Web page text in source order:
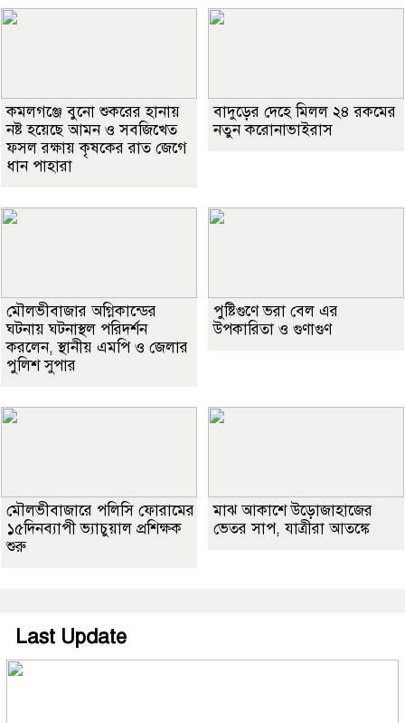
কমলগঞ্জে বুনো শুকরের হানায়
নষ্ট হয়েছে আমন ও সবজিখেত
ফসল রক্ষায় কৃষকের রাত জেগে
ধান পাহারা
বাদুড়ের দেহে মিলল ২৪ রকমের
নতুন করোনাভাইরাস
মৌলভীবাজার অগ্নিকান্ডের
ঘটনায় ঘটনাস্থল পরিদর্শন
করলেন, স্থানীয় এমপি ও জেলার
পুলিশ সুপার
পুষ্টিগুণে ভরা বেল এর
উপকারিতা ও গুণাগুণ
মৌলভীবাজারে পলিসি ফোরামের
১৫দিনব্যাপী ভ্যাচুয়াল প্রশিক্ষক
শুরু
মাঝ আকাশে উড়োজাহাজের
ভেতর সাপ, যাত্রীরা আতঙ্কে
Last Update